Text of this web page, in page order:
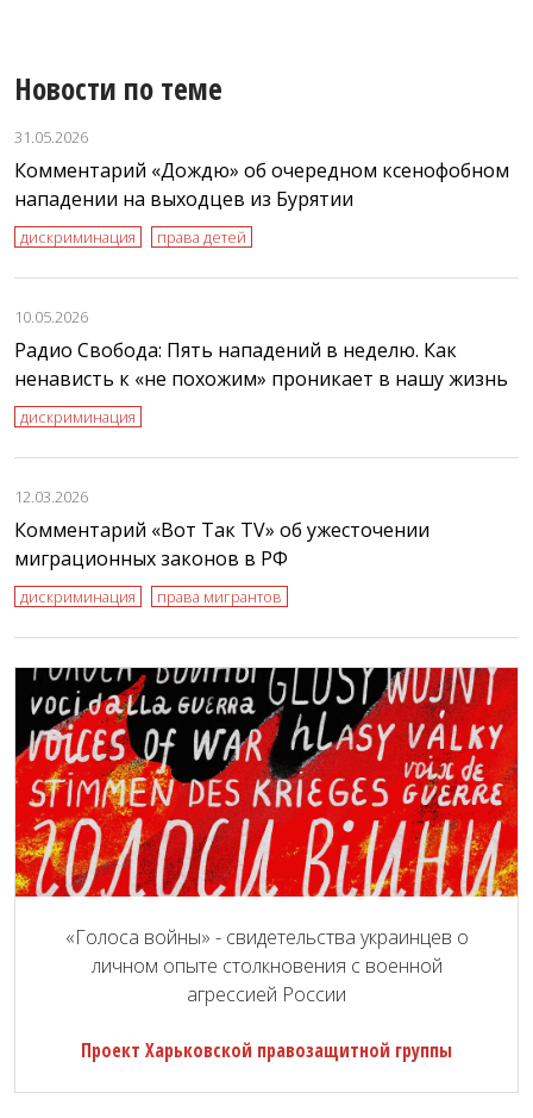
Новости по теме
31.05.2026
Комментарий «Дождю» об очередном ксенофобном
нападении на выходцев из Бурятии
дискриминация права детей
10.05.2026
Радио Свобода: Пять нападений в неделю. Как
ненависть к «не похожим» проникает в нашу жизнь
дискриминация
12.03.2026
Комментарий «Вот Так TV» об ужесточении
миграционных законов в РФ
дискриминация права мигрантов
«Голоса войны» - свидетельства украинцев о
личном опыте столкновения с военной
агрессией России
Проект Харьковской правозащитной группы